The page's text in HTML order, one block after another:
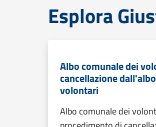
Esplora
Albo comunale dei
cancellazione
volontari
Albo comunale dei